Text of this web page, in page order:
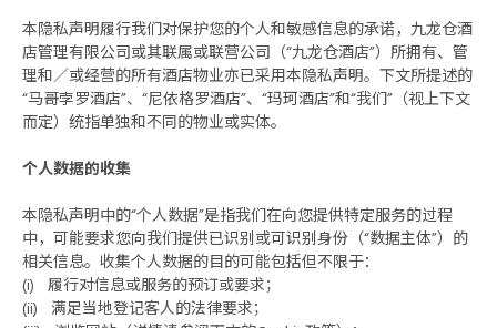
本隐私声明履行我们对保护您的个人和敏感信息的承诺，九龙仓酒
店管理有限公司或其联属或联营公司（“九龙仓酒店”）所拥有、管
理和／或经营的所有酒店物业亦已采用本隐私声明。下文所提述的
“马哥孛罗酒店”、“尼依格罗酒店”、“玛珂酒店”和“我们”（视上下文
而定）统指单独和不同的物业或实体。
个人数据的收集
本隐私声明中的“个人数据”是指我们在向您提供特定服务的过程
中，可能要求您向我们提供已识别或可识别身份（“数据主体”）的
相关信息。收集个人数据的目的可能包括但不限于：
(i) 履行对信息或服务的预订或要求；
(ii) 满足当地登记客人的法律要求；